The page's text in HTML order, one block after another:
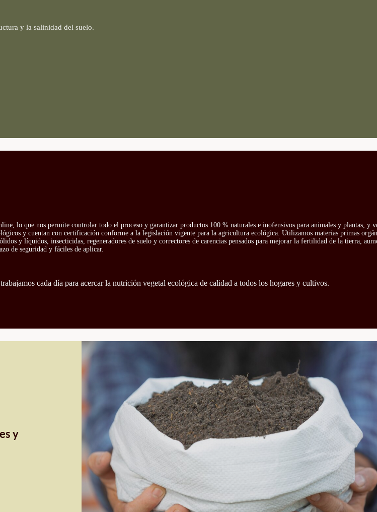
y la salinidad del suelo.
lo que nos permite controlar todo el proceso y garantizar productos 100 % naturales e inofensivos para animales y plantas, y
y cuentan con certificación conforme a la legislación vigente para la agricultura ecológica. Utilizamos materias primas
y líquidos, insecticidas, regeneradores de suelo y correctores de carencias pensados para mejorar la fertilidad de la tierra,
de seguridad y fáciles de aplicar.
cada día para acercar la nutrición vegetal ecológica de calidad a todos los hogares y cultivos.
y